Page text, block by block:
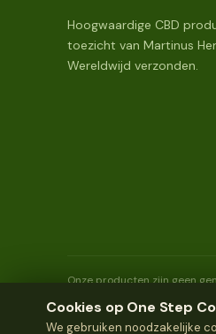
Hoogwaardige CBD
toezicht van Martinus
Wereldwijd verzonden.
Onze producten zijn geen
Cookies op One Step
We gebruiken noodzakelijke